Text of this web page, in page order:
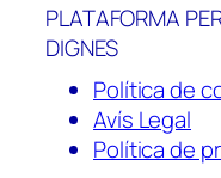
PLATAFORMA
DIGNES
Política de
Avís Legal
Política de